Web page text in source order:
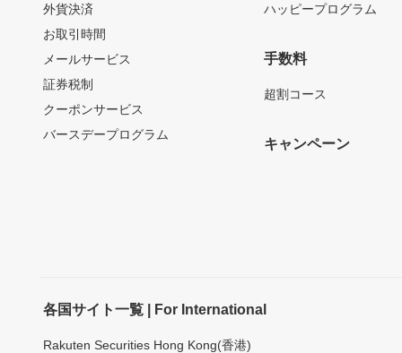
外貨決済
お取引時間
メールサービス
証券税制
クーポンサービス
バースデープログラム
ハッピープログラム
手数料
超割コース
キャンペーン
各国サイト一覧 | For International
Rakuten Securities Hong Kong(香港)